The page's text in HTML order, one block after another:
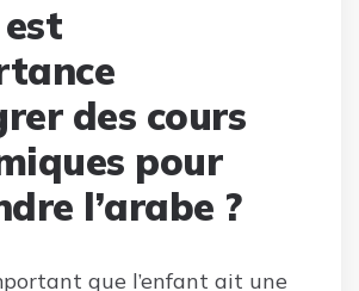
des cours
pour
l’arabe ?
que l’enfant ait une